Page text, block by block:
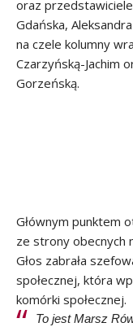
oraz przedstawiciele
Gdańska,
na czele kolumny
Czarzyńską-Jachim
Gorzeńską.
Głównym punktem
ze strony obecnych
Głos zabrała
społecznej, która
komórki społecznej.
To jest Marsz